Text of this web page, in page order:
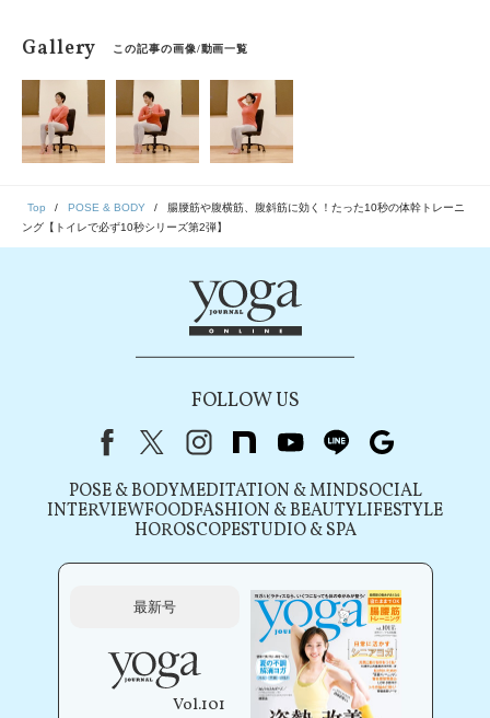
Gallery この記事の画像/動画一覧
Top POSE & BODY
腸腰筋や腹横筋、腹斜筋に効く！たった10秒の体幹トレーニ
ング【トイレで必ず10秒シリーズ第2弾】
FOLLOW US
FacebookX（旧Twitter）
instagram
note youtubeline
POSE & BODYMEDITATION & MINDSOCIAL
INTERVIEWFOODFASHION & BEAUTYLIFESTYLE
HOROSCOPESTUDIO & SPA
最新号
Vol.101